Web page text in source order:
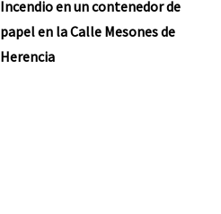
Incendio en un contenedor de
papel en la Calle Mesones de
Herencia